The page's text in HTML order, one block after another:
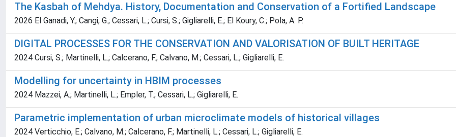
The Kasbah of Mehdya. History, Documentation and Conservation of a Fortified Landscape
2026 El Ganadi, Y.; Cangi, G.; Cessari, L.; Cursi, S.; Gigliarelli, E.; El Koury, C.; Pola, A. P.
DIGITAL PROCESSES FOR THE CONSERVATION AND VALORISATION OF BUILT HERITAGE
2024 Cursi, S.; Martinelli, L.; Calcerano, F.; Calvano, M.; Cessari, L.; Gigliarelli, E.
Modelling for uncertainty in HBIM processes
2024 Mazzei, A.; Martinelli, L.; Empler, T.; Cessari, L.; Gigliarelli, E.
Parametric implementation of urban microclimate models of historical villages
2024 Verticchio, E.; Calvano, M.; Calcerano, F.; Martinelli, L.; Cessari, L.; Gigliarelli, E.